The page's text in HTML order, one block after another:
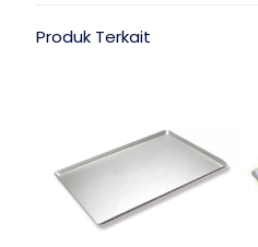
Produk Terkait